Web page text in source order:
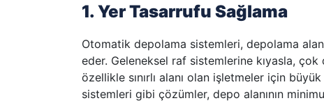
1. Yer Tasarrufu Sağlama
Otomatik depolama sistemleri, depolama
eder. Geleneksel raf sistemlerine kıyasla,
özellikle sınırlı alanı olan işletmeler için
sistemleri gibi çözümler, depo alanının